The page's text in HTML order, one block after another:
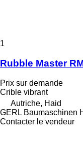
1
Rubble Master
Prix sur demande
Crible vibrant
Autriche, Haid
GERL Baumaschinen
Contacter le vendeur